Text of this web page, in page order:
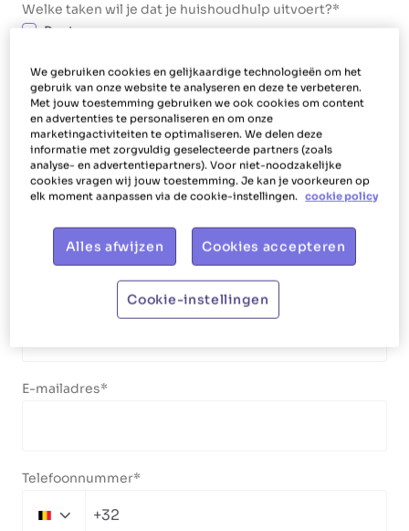
Welke taken wil je dat je huishoudhulp uitvoert?
Poetsen
Maaltijden bereiden
Boodschappen doen
Jouw gegevens
E-mailadres
Telefoonnummer
Belgium+32
We gebruiken cookies en gelijkaardige technologieën om het
gebruik van onze website te analyseren en deze te verbeteren.
Met jouw toestemming gebruiken we ook cookies om content
en advertenties te personaliseren en om onze
marketingactiviteiten te optimaliseren. We delen deze
informatie met zorgvuldig geselecteerde partners (zoals
analyse- en advertentiepartners). Voor niet-noodzakelijke
cookies vragen wij jouw toestemming. Je kan je voorkeuren op
elk moment aanpassen via de cookie-instellingen. cookie policy
Alles afwijzen Cookies accepteren
Cookie-instellingen